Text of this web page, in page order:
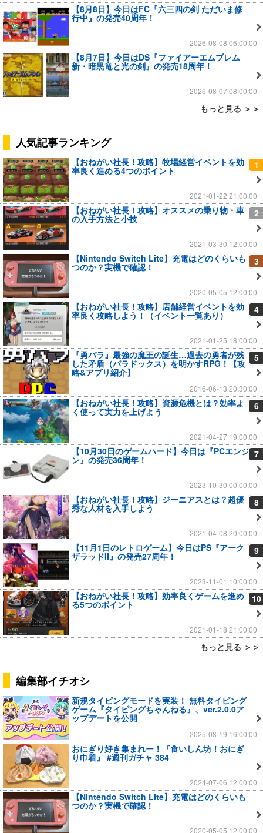
【8月8日】今日はFC『六三四の剣 ただいま修
行中』の発売40周年！
2026-08-08 06:00:00
【8月7日】今日はDS『ファイアーエムブレム
新・暗黒竜と光の剣』の発売18周年！
2026-08-07 08:00:00
もっと見る ＞＞
人気記事ランキング
1
【おねがい社長！攻略】牧場経営イベントを効
率良く進める4つのポイント
2021-01-22 21:00:00
2
【おねがい社長！攻略】オススメの乗り物・車
の入手方法と小技
2021-03-30 12:00:00
3
【Nintendo Switch Lite】充電はどのくらいも
つのか？実機で確認！
2020-05-05 12:00:00
4
【おねがい社長！攻略】店舗経営イベントを効
率良く攻略しよう！（イベント一覧あり）
2021-01-25 18:00:00
5
『勇パラ』最強の魔王の誕生…過去の勇者が残
した矛盾（パラドックス）を明かすRPG！【攻
略&アプリ紹介】
2016-06-13 20:30:00
6
【おねがい社長！攻略】資源危機とは？効率よ
く使って実力を上げよう
2021-04-27 19:00:00
7
【10月30日のゲームハード】今日は『PCエンジ
ン』の発売36周年！
2023-10-30 00:00:00
8
【おねがい社長！攻略】ジーニアスとは？超優
秀な人材を入手しよう
2021-04-08 20:00:00
9
【11月1日のレトロゲーム】今日はPS『アーク
ザラッドII』の発売27周年！
2023-11-01 10:00:00
10
【おねがい社長！攻略】効率良くゲームを進め
る5つのポイント
2021-01-18 21:00:00
もっと見る ＞＞
編集部イチオシ
新規タイピングモードを実装！ 無料タイピング
ゲーム『タイピングちゃんねる』、ver.2.0.0ア
ップデートを公開
2025-08-19 16:00:00
おにぎり好き集まれー！『食いしん坊！おにぎ
り巾着』 #週刊ガチャ 384
2024-07-06 12:00:00
【Nintendo Switch Lite】充電はどのくらいも
つのか？実機で確認！
2020-05-05 12:00:00